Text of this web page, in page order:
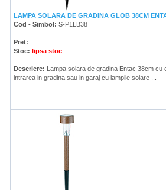
LAMPA SOLARA DE GRADINA GLOB 38CM
Cod - Simbol: S-P1LB38
Pret:
Stoc: lipsa stoc
Descriere: Lampa solara de gradina Entac 38cm cu
intrarea in gradina sau in garaj cu lampile solare ...